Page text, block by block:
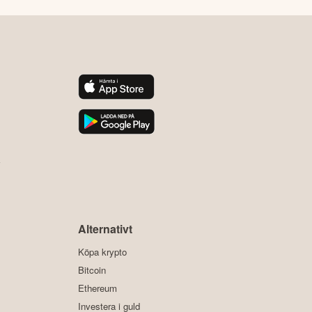
Alternativt
Köpa krypto
Bitcoin
Ethereum
Investera i guld